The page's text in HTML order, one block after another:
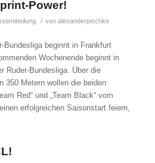
Power!
/ von alexanderpischke
Bundesliga beginnt in Frankfurt
Wochenende beginnt in
Ruder-Bundesliga. Über die
350 Metern wollen die beiden
Red“ und „Team Black“ vom
erfolgreichen Saisonstart feiern,